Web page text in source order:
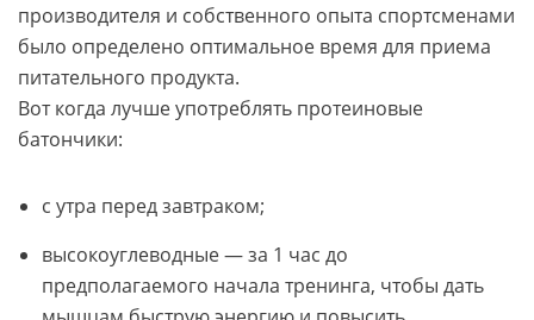
производителя и собственного опыта спортсменами
было определено оптимальное время для приема
питательного продукта.
Вот когда лучше употреблять протеиновые
батончики:
с утра перед завтраком;
высокоуглеводные — за 1 час до
предполагаемого начала тренинга, чтобы дать